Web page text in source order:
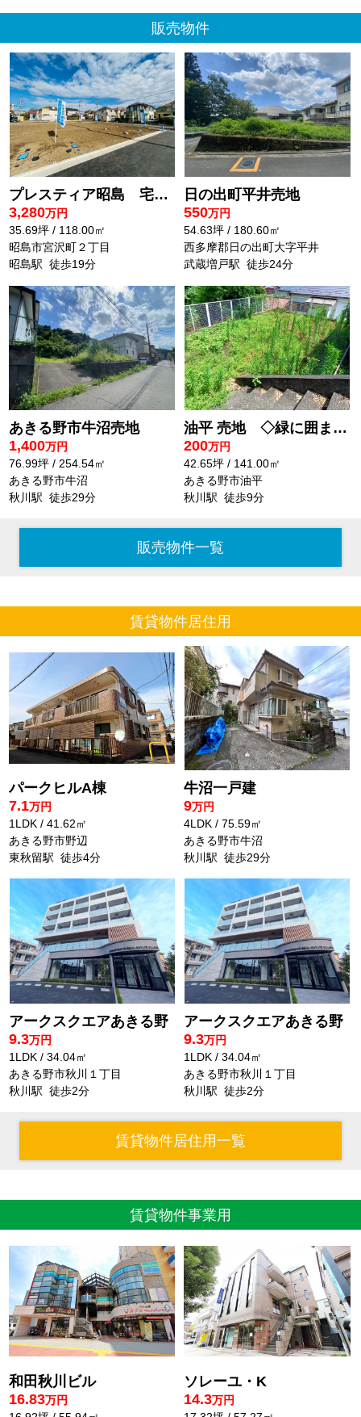
2026-05-03
ゴールデンウィーク休業の
お知らせ
平素は格別のご愛顧を頂き誠にありがとうござ
います。
誠に勝手ながら下記の通りゴールデンウィーク
休業とさせていただきます。
大変ご迷惑をおかけ致しますがよろしくお願い
申し上げます。
令和8年5月4日(月)から令和8年5月6
日(水)
令和8年5
月7日(木)より通常営業いたします。
販売物件
プレスティア昭島 宅地分譲全10区画売地 昭島市宮沢町 4号区 建築条件なし
3,280万円
35.69坪 / 118.00㎡
昭島市宮沢町２丁目
昭島駅 徒歩19分
日の出町平井売地
550万円
54.63坪 / 180.60㎡
西多摩郡日の出町大字平井
武蔵増戸駅 徒歩24分
あきる野市牛沼売地
1,400万円
76.99坪 / 254.54㎡
あきる野市牛沼
秋川駅 徒歩29分
油平 売地 ◇緑に囲まれた閑静な住宅地◇
200万円
42.65坪 / 141.00㎡
あきる野市油平
秋川駅 徒歩9分
販売物件一覧
賃貸物件居住用
パークヒルA棟
7.1万円
1LDK / 41.62㎡
あきる野市野辺
東秋留駅 徒歩4分
牛沼一戸建
9万円
4LDK / 75.59㎡
あきる野市牛沼
秋川駅 徒歩29分
アークスクエアあきる野
9.3万円
1LDK / 34.04㎡
あきる野市秋川１丁目
秋川駅 徒歩2分
アークスクエアあきる野
9.3万円
1LDK / 34.04㎡
あきる野市秋川１丁目
秋川駅 徒歩2分
賃貸物件居住用一覧
賃貸物件事業用
和田秋川ビル
16.83万円
ソレーユ・K
14.3万円